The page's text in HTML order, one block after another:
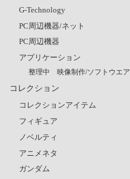
G-Technology
PC周辺機器/ネット
PC周辺機器
アプリケーション
整理中 映像制作/ソフトウエア
コレクション
コレクションアイテム
フィギュア
ノベルティ
アニメネタ
ガンダム